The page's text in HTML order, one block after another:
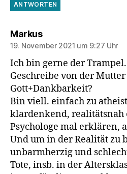
ANTWORTEN
Markussagt:
19. November 2021 um 9:27 Uhr
Ich bin gerne der Trampel.
Geschreibe von der
Gott+Dankbarkeit?
Bin viell. einfach zu
klardenkend, realitätsnah
Psychologe mal erklären,
Und um in der Realität zu
unbarmherzig und
Tote, insb. in der